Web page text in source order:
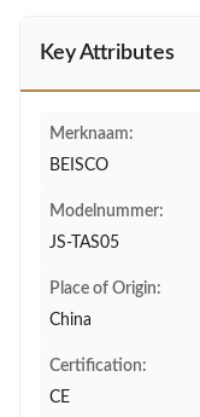
Key Attributes
Merknaam:
BEISCO
Modelnummer:
JS-TAS05
Place of Origin:
China
Certification:
CE